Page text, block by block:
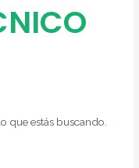
que estás buscando.